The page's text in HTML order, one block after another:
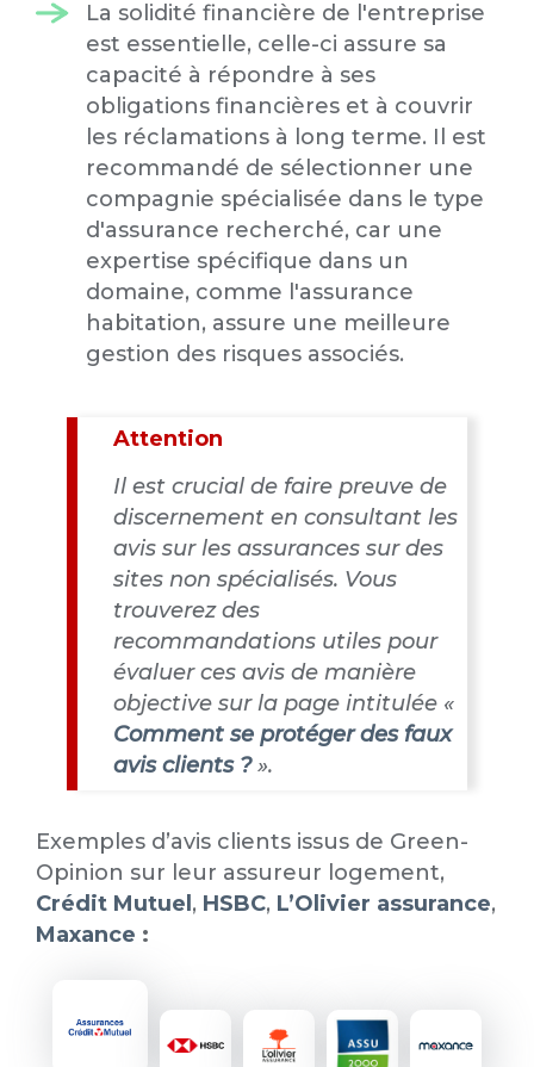
La solidité financière de l'entreprise
est essentielle, celle-ci assure sa
capacité à répondre à ses
obligations financières et à couvrir
les réclamations à long terme. Il est
recommandé de sélectionner une
compagnie spécialisée dans le type
d'assurance recherché, car une
expertise spécifique dans un
domaine, comme l'assurance
habitation, assure une meilleure
gestion des risques associés.
Attention
Il est crucial de faire preuve de
discernement en consultant les
avis sur les assurances sur des
sites non spécialisés. Vous
trouverez des
recommandations utiles pour
évaluer ces avis de manière
objective sur la page intitulée «
Comment se protéger des faux
avis clients ?».
Exemples d’avis clients issus de Green-
Opinion sur leur assureur logement,
Crédit Mutuel , HSBC, L’Olivier assurance,
Maxance :